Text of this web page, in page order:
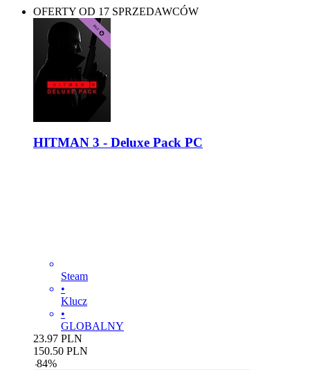
OFERTY OD 17 SPRZEDAWCÓW
HITMAN 3 - Deluxe Pack PC
Steam
•
Klucz
•
GLOBALNY
23.97 PLN
150.50 PLN
-84%